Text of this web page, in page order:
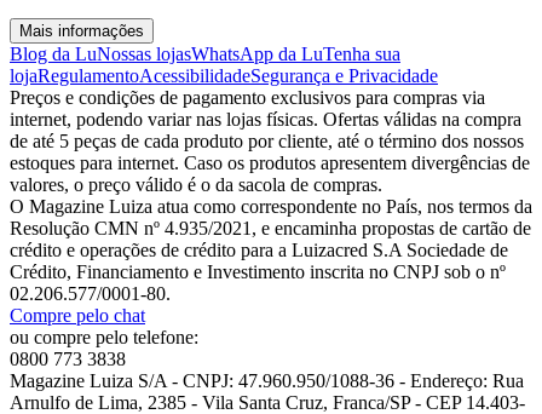
Mais informações
Blog da LuNossas lojasWhatsApp da LuTenha sua
lojaRegulamentoAcessibilidadeSegurança e Privacidade
Preços e condições de pagamento exclusivos para compras via
internet, podendo variar nas lojas físicas. Ofertas válidas na compra
de até 5 peças de cada produto por cliente, até o término dos nossos
estoques para internet. Caso os produtos apresentem divergências de
valores, o preço válido é o da sacola de compras.
O Magazine Luiza atua como correspondente no País, nos termos da
Resolução CMN nº 4.935/2021, e encaminha propostas de cartão de
crédito e operações de crédito para a Luizacred S.A Sociedade de
Crédito, Financiamento e Investimento inscrita no CNPJ sob o nº
02.206.577/0001-80.
Compre pelo chat
ou compre pelo telefone:
0800 773 3838
Magazine Luiza S/A - CNPJ: 47.960.950/1088-36 - Endereço: Rua
Arnulfo de Lima, 2385 - Vila Santa Cruz, Franca/SP - CEP 14.403-